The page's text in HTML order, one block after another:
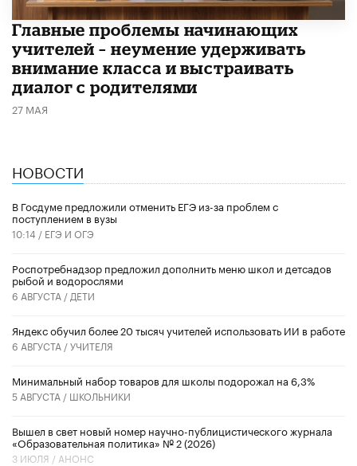
Главные проблемы начинающих
учителей – неумение удерживать
внимание класса и выстраивать
диалог с родителями
27 МАЯ
НОВОСТИ
В Госдуме предложили отменить ЕГЭ из-за проблем с
поступлением в вузы
10:14 / ЕГЭ И ОГЭ
Роспотребнадзор предложил дополнить меню школ и детсадов
рыбой и водорослями
6 АВГУСТА / ДЕТИ
​Яндекс обучил более 20 тысяч учителей использовать ИИ в работе
6 АВГУСТА /УЧИТЕЛЯ
Минимальный набор товаров для школы подорожал на 6,3%
5 АВГУСТА / ШКОЛЬНИКИ
Вышел в свет новый номер научно-публицистического журнала
«Образовательная политика» № 2 (2026)
3 ИЮЛЯ / АНОНС